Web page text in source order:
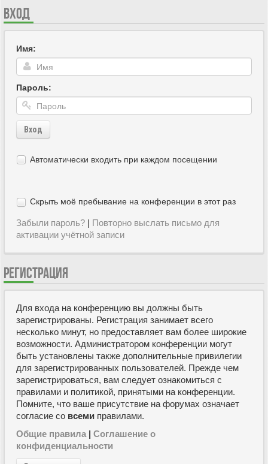
ВХОД
Имя:
Пароль:
Вход
Автоматически входить при каждом посещении
Скрыть моё пребывание на конференции в этот раз
Забыли пароль? | Повторно выслать письмо для
активации учётной записи
РЕГИСТРАЦИЯ
Для входа на конференцию вы должны быть
зарегистрированы. Регистрация занимает всего
несколько минут, но предоставляет вам более широкие
возможности. Администратором конференции могут
быть установлены также дополнительные привилегии
для зарегистрированных пользователей. Прежде чем
зарегистрироваться, вам следует ознакомиться с
правилами и политикой, принятыми на конференции.
Помните, что ваше присутствие на форумах означает
согласие со всеми правилами.
Общие правила | Соглашение о
конфиденциальности